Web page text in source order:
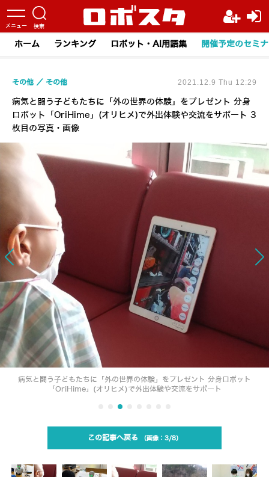
ホーム ランキング ロボット・AI用語集 開催予定のセミ
病気と闘う子どもたちに「外の世界の体験」をプレゼント 分身
ロボット「OriHime」(オリヒメ)で外出体験や交流をサポート 3
枚目の写真・画像
その他 その他 2021.12.9 Thu 12:29
病気と闘う子どもたちに「外の世界の体験」をプレゼント 分身ロボット
「OriHime」(オリヒメ)で外出体験や交流をサポート
この記事へ戻る 3/8